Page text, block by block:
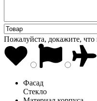
Пожалуйста, докажите,
Фасад
Стекло